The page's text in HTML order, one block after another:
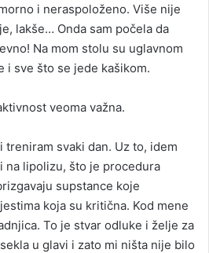
i neraspoloženo. Više nije
lakše… Onda sam počela da
Na mom stolu su uglavnom
i sve što se jede kašikom.
veoma važna.
treniram svaki dan. Uz to, idem
na lipolizu, što je procedura
supstance koje
koja su kritična. Kod mene
To je stvar odluke i želje za
u glavi i zato mi ništa nije bilo